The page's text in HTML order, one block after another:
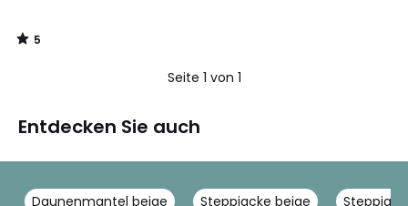
5
/
Seite 1 von 1
Entdecken Sie auch
Daunenmantel beige Steppjacke beige